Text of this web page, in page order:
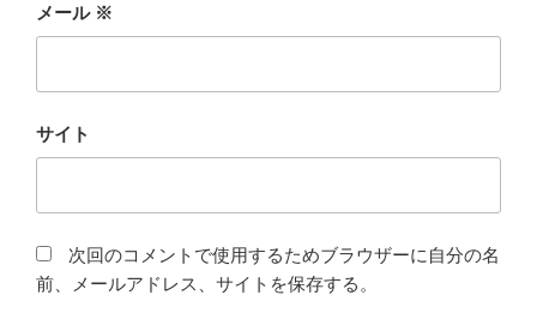
メール ※
サイト
次回のコメントで使用するためブラウザーに自分の名
前、メールアドレス、サイトを保存する。